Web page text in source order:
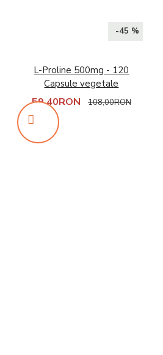
-45 %
L-Proline 500mg - 120
Capsule vegetale
59,40RON 108,00RON